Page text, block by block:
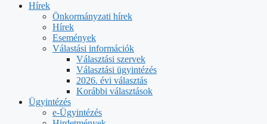
Hírek
Önkormányzati hírek
Hírek
Események
Válastási információk
Választási szervek
Választási ügyintézés
2026. évi választás
Korábbi választások
Ügyintézés
e-Ügyintézés